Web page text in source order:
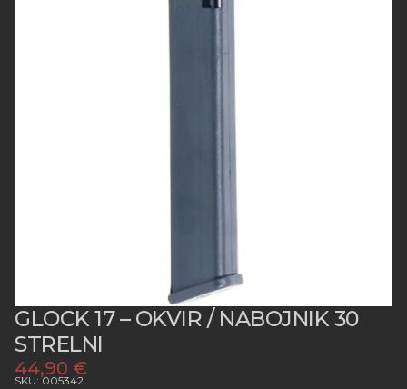
GLOCK 17 – OKVIR / NABOJNIK 30
STRELNI
44,90 €
SKU: 005342